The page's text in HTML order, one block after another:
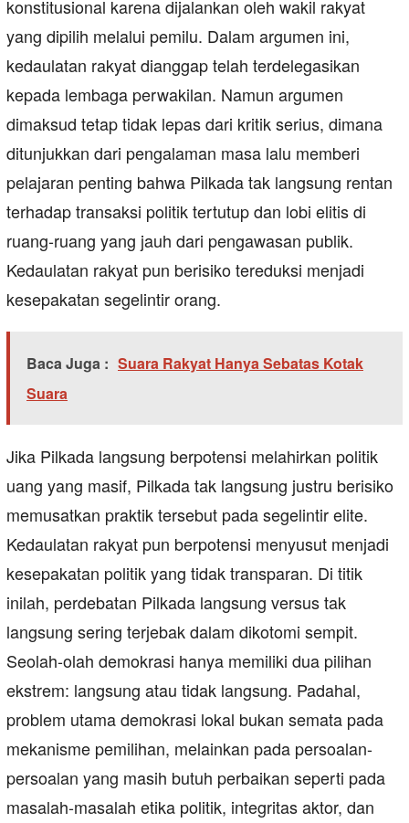
konstitusional karena dijalankan oleh wakil rakyat
yang dipilih melalui pemilu. Dalam argumen ini,
kedaulatan rakyat dianggap telah terdelegasikan
kepada lembaga perwakilan. Namun argumen
dimaksud tetap tidak lepas dari kritik serius, dimana
ditunjukkan dari pengalaman masa lalu memberi
pelajaran penting bahwa Pilkada tak langsung rentan
terhadap transaksi politik tertutup dan lobi elitis di
ruang-ruang yang jauh dari pengawasan publik.
Kedaulatan rakyat pun berisiko tereduksi menjadi
kesepakatan segelintir orang.
Baca Juga : Suara Rakyat Hanya Sebatas Kotak
Suara
Jika Pilkada langsung berpotensi melahirkan politik
uang yang masif, Pilkada tak langsung justru berisiko
memusatkan praktik tersebut pada segelintir elite.
Kedaulatan rakyat pun berpotensi menyusut menjadi
kesepakatan politik yang tidak transparan. Di titik
inilah, perdebatan Pilkada langsung versus tak
langsung sering terjebak dalam dikotomi sempit.
Seolah-olah demokrasi hanya memiliki dua pilihan
ekstrem: langsung atau tidak langsung. Padahal,
problem utama demokrasi lokal bukan semata pada
mekanisme pemilihan, melainkan pada persoalan-
persoalan yang masih butuh perbaikan seperti pada
masalah-masalah etika politik, integritas aktor, dan